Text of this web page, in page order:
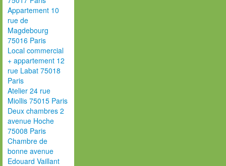
Appartement 10
rue de
Magdebourg
75016 Paris
Local commercial
+ appartement 12
rue Labat 75018
Paris
Atelier 24 rue
Miollis 75015 Paris
Deux chambres 2
avenue Hoche
75008 Paris
Chambre de
bonne avenue
Edouard Vaillant